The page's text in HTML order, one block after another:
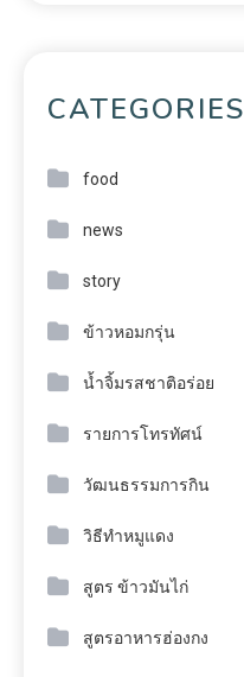
CATEGORIES
food
news
story
ข้าวหอมกรุ่น
น้ำจิ้มรสชาติอร่อย
รายการโทรทัศน์
วัฒนธรรมการกิน
วิธีทำหมูแดง
สูตร ข้าวมันไก่
สูตรอาหารฮ่องกง